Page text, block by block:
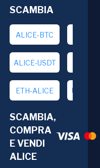
SCAMBIA
ALICE-BTC
ALICE-USDT
ETH-ALICE USDT-
SCAMBIA,
COMPRA
E VENDI
ALICE